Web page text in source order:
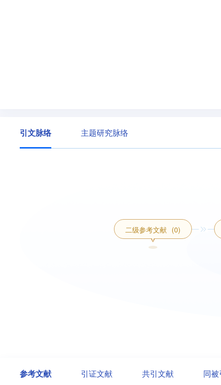
引文脉络 主题研究脉络
二级参考文献 (0)
参考文献 引证文献 共引文献 同